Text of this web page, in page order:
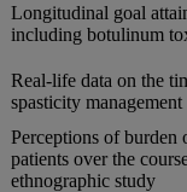
Longitudinal goal
including botulinum
Real-life data on the
spasticity management
Perceptions of burden
patients over the
ethnographic study